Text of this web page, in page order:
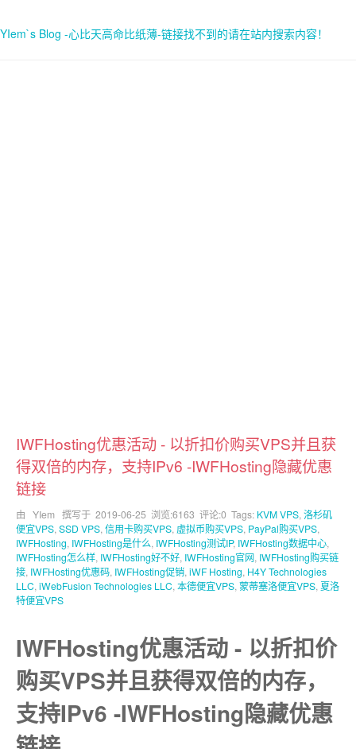
YIem`s Blog -心比天高命比纸薄-链接找不到的请在站内搜索内容！
IWFHosting优惠活动 - 以折扣价购买VPS并且获
得双倍的内存，支持IPv6 -IWFHosting隐藏优惠
链接
由 YIem 撰写于 2019-06-25 浏览:6163 评论:0 Tags: KVM VPS, 洛杉矶
便宜VPS, SSD VPS, 信用卡购买VPS, 虚拟币购买VPS, PayPal购买VPS,
IWFHosting, IWFHosting是什么, IWFHosting测试IP, IWFHosting数据中心,
IWFHosting怎么样, IWFHosting好不好, IWFHosting官网, IWFHosting购买链
接, IWFHosting优惠码, IWFHosting促销, iWF Hosting, H4Y Technologies
LLC, iWebFusion Technologies LLC, 本德便宜VPS, 蒙蒂塞洛便宜VPS, 夏洛
特便宜VPS
IWFHosting优惠活动 - 以折扣价
购买VPS并且获得双倍的内存，
支持IPv6 -IWFHosting隐藏优惠